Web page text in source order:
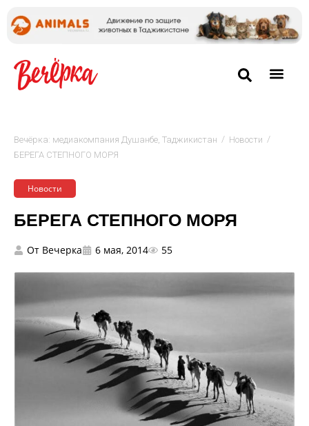
Вечёрка: медиакомпания Душанбе, Таджикистан / Новости /
БЕРЕГА СТЕПНОГО МОРЯ
Новости
БЕРЕГА СТЕПНОГО МОРЯ
От Вечерка 6 мая, 2014 55